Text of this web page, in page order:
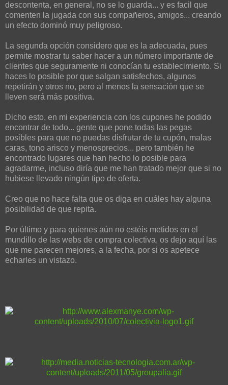
descontenta, en general, no se lo guarda... y es facil que
comenten la jugada con sus compañeros, amigos... creando
un efecto dominó muy peligroso.
La segunda opción considero que es la adecuada, pues
permite mostrar tu saber hacer a un número importante de
clientes que seguramente ni conocían tu establecimiento. Si
haces lo posible por que salgan satisfechos, algunos
repetirán y otros no, pero al menos la sensación que se
lleven será más positiva.
Dicho esto, en mi experiencia con los cupones he podido
encontrar de todo... gente que pone todas las pegas
posibles para que no puedas disfrutar de tu cupón, malas
caras, tono arisco y menosprecios... pero también he
encontrado lugares que han hecho lo posible para
agradarme, incluso diría que me han tratado mejor que si no
hubiese llevado ningún tipo de oferta.
Creo que no hace falta que os diga en cuáles hay alguna
posibilidad de que repita.
Por último y para quienes aún no estéis metidos en el
mundillo de las webs de compra colectiva, os dejo aquí las
que me parecen mejores, a la fecha, por si os apetece
echarles un vistazo.